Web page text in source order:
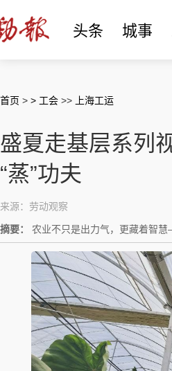
头条 城事
首页 > > 工会 >> 上海工运
盛夏走基层系列
“蒸”功夫
来源：劳动观察
摘要： 农业不只是出力气，更藏着智